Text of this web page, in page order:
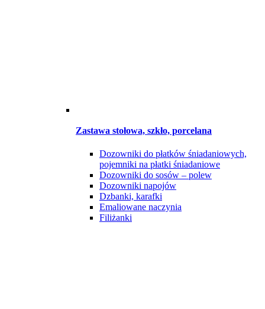
Zastawa stołowa, szkło, porcelana
Dozowniki do płatków śniadaniowych,
pojemniki na płatki śniadaniowe
Dozowniki do sosów – polew
Dozowniki napojów
Dzbanki, karafki
Emaliowane naczynia
Filiżanki